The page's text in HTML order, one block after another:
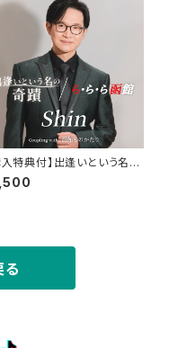
入特典付】出逢いという名の
／ら・ら・ら函館 coupling
函館ものがたり＜シングル
る